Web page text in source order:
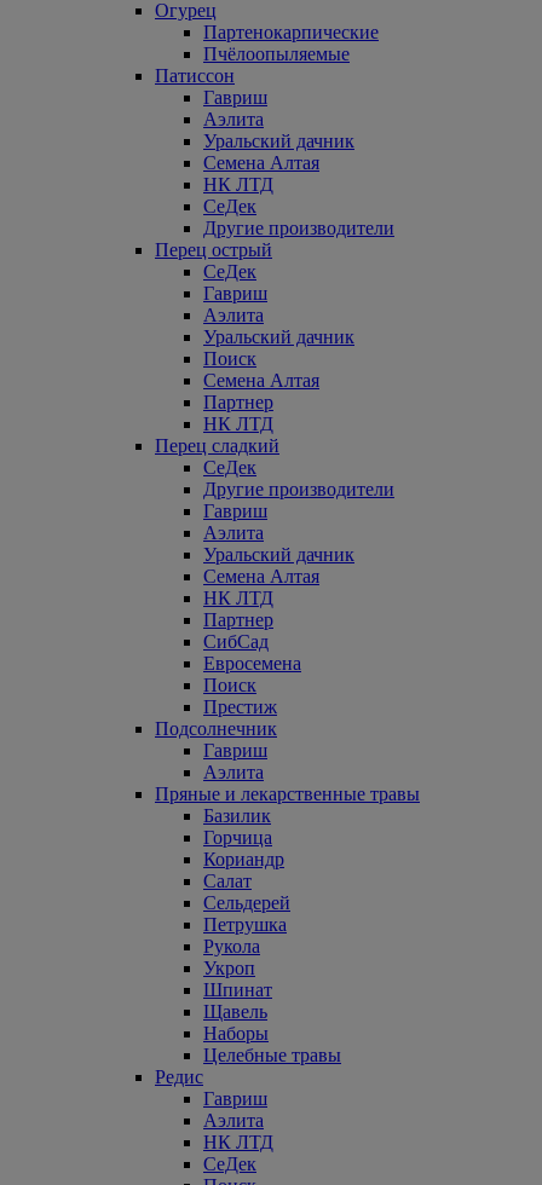
Огурец
Партенокарпические
Пчёлоопыляемые
Патиссон
Гавриш
Аэлита
Уральский дачник
Семена Алтая
НК ЛТД
СеДек
Другие производители
Перец острый
СеДек
Гавриш
Аэлита
Уральский дачник
Поиск
Семена Алтая
Партнер
НК ЛТД
Перец сладкий
СеДек
Другие производители
Гавриш
Аэлита
Уральский дачник
Семена Алтая
НК ЛТД
Партнер
СибСад
Евросемена
Поиск
Престиж
Подсолнечник
Гавриш
Аэлита
Пряные и лекарственные травы
Базилик
Горчица
Кориандр
Салат
Сельдерей
Петрушка
Рукола
Укроп
Шпинат
Щавель
Наборы
Целебные травы
Редис
Гавриш
Аэлита
НК ЛТД
СеДек